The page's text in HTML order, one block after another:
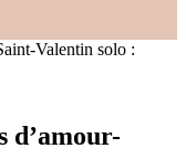
Valentin solo :
d’amour-